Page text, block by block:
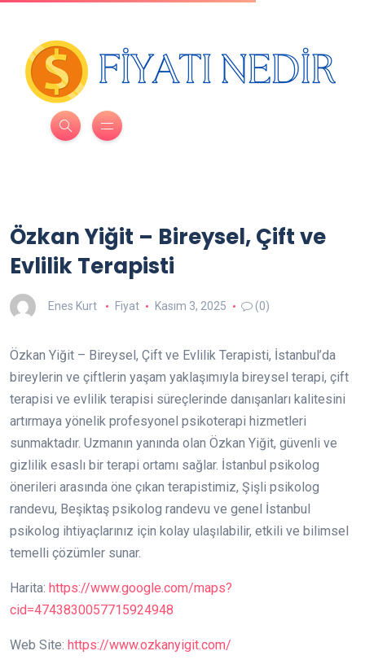
Özkan Yiğit – Bireysel, Çift ve
Evlilik Terapisti
Enes Kurt Fiyat Kasım 3, 2025 (0)
Özkan Yiğit – Bireysel, Çift ve Evlilik Terapisti, İstanbul’da
bireylerin ve çiftlerin yaşam yaklaşımıyla bireysel terapi, çift
terapisi ve evlilik terapisi süreçlerinde danışanları kalitesini
artırmaya yönelik profesyonel psikoterapi hizmetleri
sunmaktadır. Uzmanın yanında olan Özkan Yiğit, güvenli ve
gizlilik esaslı bir terapi ortamı sağlar. İstanbul psikolog
önerileri arasında öne çıkan terapistimiz, Şişli psikolog
randevu, Beşiktaş psikolog randevu ve genel İstanbul
psikolog ihtiyaçlarınız için kolay ulaşılabilir, etkili ve bilimsel
temelli çözümler sunar.
Harita: https://www.google.com/maps?
cid=4743830057715924948
Web Site: https://www.ozkanyigit.com/